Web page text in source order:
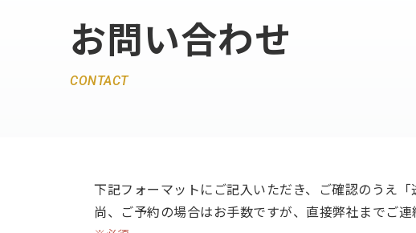
お問い合わせ
CONTACT
下記フォーマットにご記入いただき、ご確認のうえ
尚、ご予約の場合はお手数ですが、直接弊社までご連